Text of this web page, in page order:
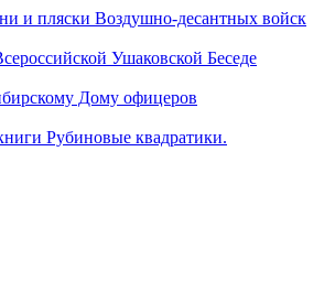
и пляски Воздушно-десантных войск
Ушаковской Беседе
Дому офицеров
Рубиновые квадратики.